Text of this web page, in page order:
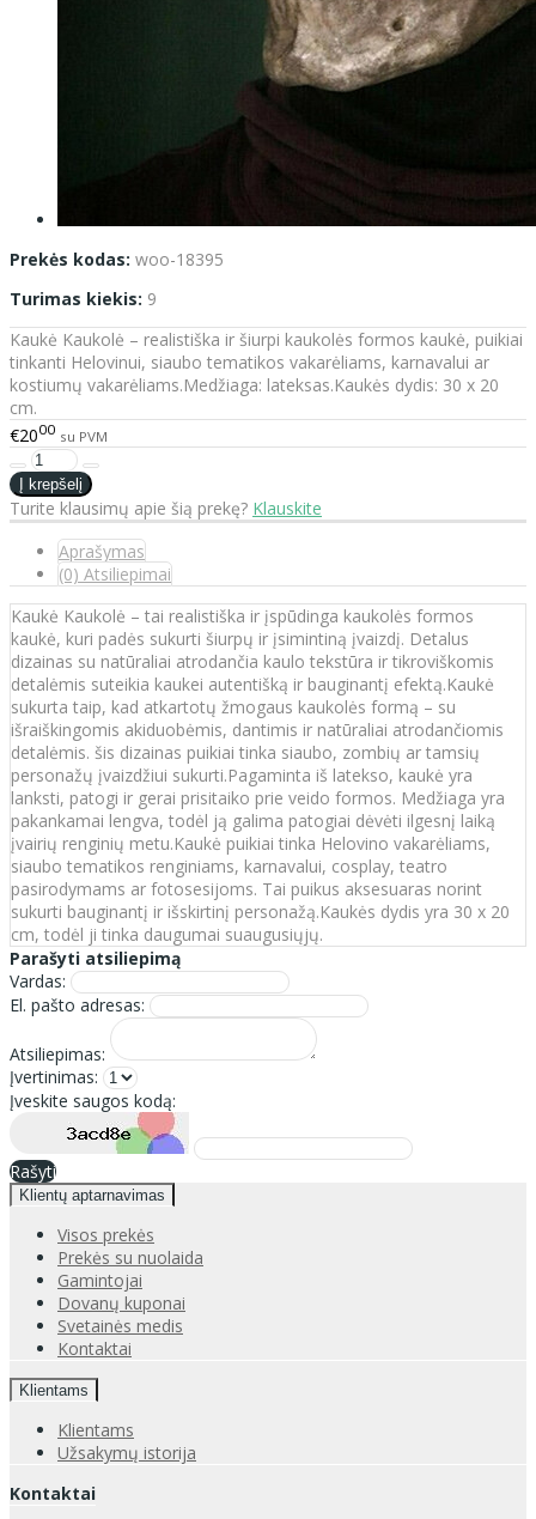
Prekės kodas: woo-18395
Turimas kiekis: 9
Kaukė Kaukolė – realistiška ir šiurpi kaukolės formos kaukė, puikiai
tinkanti Helovinui, siaubo tematikos vakarėliams, karnavalui ar
kostiumų vakarėliams.Medžiaga: lateksas.Kaukės dydis: 30 x 20
cm.
€2000 su PVM
Turite klausimų apie šią prekę? Klauskite
Aprašymas
(0) Atsiliepimai
Kaukė Kaukolė – tai realistiška ir įspūdinga kaukolės formos
kaukė, kuri padės sukurti šiurpų ir įsimintiną įvaizdį. Detalus
dizainas su natūraliai atrodančia kaulo tekstūra ir tikroviškomis
detalėmis suteikia kaukei autentišką ir bauginantį efektą.Kaukė
sukurta taip, kad atkartotų žmogaus kaukolės formą – su
išraiškingomis akiduobėmis, dantimis ir natūraliai atrodančiomis
detalėmis. šis dizainas puikiai tinka siaubo, zombių ar tamsių
personažų įvaizdžiui sukurti.Pagaminta iš latekso, kaukė yra
lanksti, patogi ir gerai prisitaiko prie veido formos. Medžiaga yra
pakankamai lengva, todėl ją galima patogiai dėvėti ilgesnį laiką
įvairių renginių metu.Kaukė puikiai tinka Helovino vakarėliams,
siaubo tematikos renginiams, karnavalui, cosplay, teatro
pasirodymams ar fotosesijoms. Tai puikus aksesuaras norint
sukurti bauginantį ir išskirtinį personažą.Kaukės dydis yra 30 x 20
cm, todėl ji tinka daugumai suaugusiųjų.
Parašyti atsiliepimą
Vardas:
El. pašto adresas:
Atsiliepimas:
Įvertinimas:
Įveskite saugos kodą:
Rašyti
Klientų aptarnavimas
Visos prekės
Prekės su nuolaida
Gamintojai
Dovanų kuponai
Svetainės medis
Kontaktai
Klientams
Klientams
Užsakymų istorija
Kontaktai